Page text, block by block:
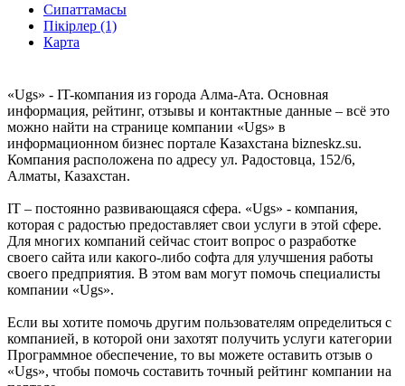
Сипаттамасы
Пікірлер (1)
Карта
«Ugs» - IT-компания из города Алма-Ата. Основная
информация, рейтинг, отзывы и контактные данные – всё это
можно найти на странице компании «Ugs» в
информационном бизнес портале Казахстана bizneskz.su.
Компания расположена по адресу ул. Радостовца, 152/6,
Алматы, Казахстан.
IT – постоянно развивающаяся сфера. «Ugs» - компания,
которая с радостью предоставляет свои услуги в этой сфере.
Для многих компаний сейчас стоит вопрос о разработке
своего сайта или какого-либо софта для улучшения работы
своего предприятия. В этом вам могут помочь специалисты
компании «Ugs».
Если вы хотите помочь другим пользователям определиться с
компанией, в которой они захотят получить услуги категории
Программное обеспечение, то вы можете оставить отзыв о
«Ugs», чтобы помочь составить точный рейтинг компании на